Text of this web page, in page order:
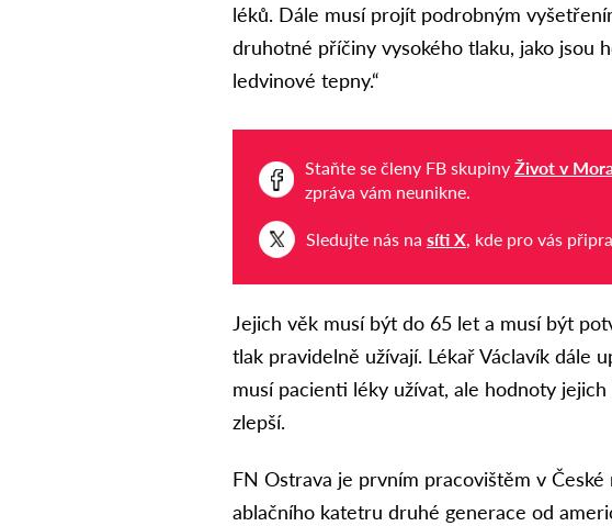
léků. Dále musí projít podrobným
druhotné příčiny vysokého tlaku, jako jsou
ledvinové tepny.“
Staňte se členy FB skupinyŽivot v
zpráva vám neunikne.
Sledujte nás nasíti X, kde pro vás
Jejich věk musí být do 65 let a musí být
tlak pravidelně užívají. Lékař Václavík dále
musí pacienti léky užívat, ale hodnoty
zlepší.
FN Ostrava je prvním pracovištěm v
ablačního katetru druhé generace od